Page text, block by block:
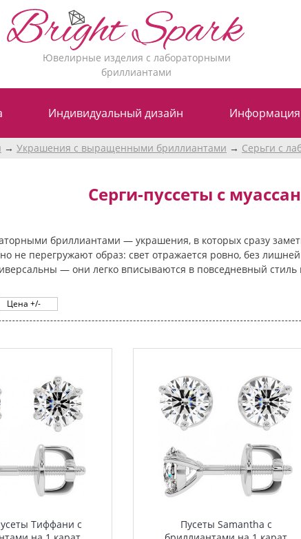
Ювелирные изделия с лабораторными
бриллиантами
Индивидуальный дизайн Информация
Украшения с выращенными бриллиантами
Серьги с
Серги-пуссеты с
бриллиантами — украшения, в которых сразу
не перегружают образ: свет отражается ровно, без
— они легко вписываются в повседневный стиль
Цена +/-
Тиффани с
Пусеты Samantha с